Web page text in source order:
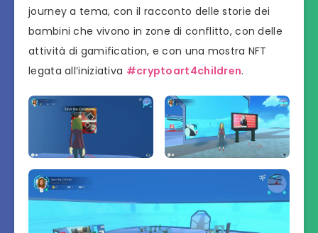
journey a tema, con il racconto delle storie dei
bambini che vivono in zone di conflitto, con delle
attività di gamification, e con una mostra NFT
legata all’iniziativa #cryptoart4children.